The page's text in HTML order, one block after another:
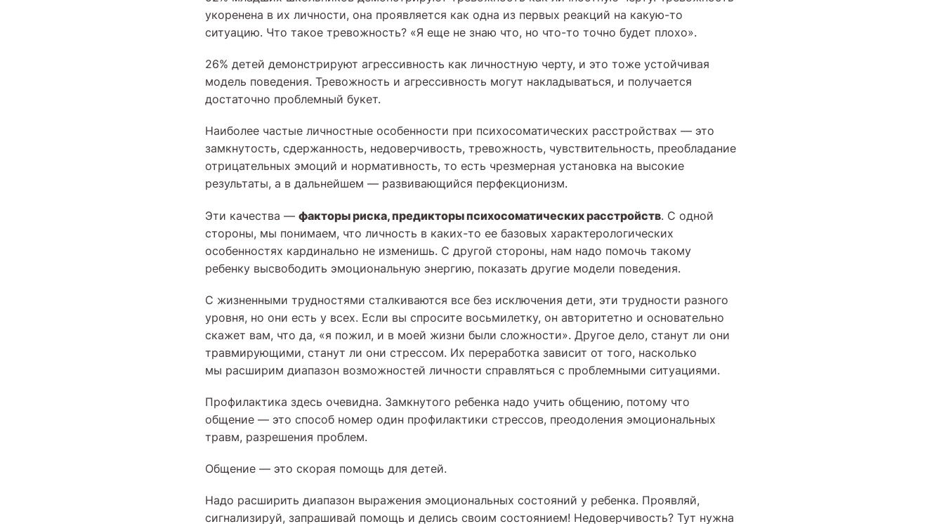
укоренена в их личности, она проявляется как одна из первых реакций на какую-то
ситуацию. Что такое тревожность? «Я еще не знаю что, но что-то точно будет плохо».
26% детей демонстрируют агрессивность как личностную черту, и это тоже устойчивая
модель поведения. Тревожность и агрессивность могут накладываться, и получается
достаточно проблемный букет.
Наиболее частые личностные особенности при психосоматических расстройствах — это
замкнутость, сдержанность, недоверчивость, тревожность, чувствительность, преобладание
отрицательных эмоций и нормативность, то есть чрезмерная установка на высокие
результаты, а в дальнейшем — развивающийся перфекционизм.
Эти качества — факторы риска, предикторы психосоматических расстройств. С одной
стороны, мы понимаем, что личность в каких-то ее базовых характерологических
особенностях кардинально не изменишь. С другой стороны, нам надо помочь такому
ребенку высвободить эмоциональную энергию, показать другие модели поведения.
С жизненными трудностями сталкиваются все без исключения дети, эти трудности разного
уровня, но они есть у всех. Если вы спросите восьмилетку, он авторитетно и основательно
скажет вам, что да, «я пожил, и в моей жизни были сложности». Другое дело, станут ли они
травмирующими, станут ли они стрессом. Их переработка зависит от того, насколько
мы расширим диапазон возможностей личности справляться с проблемными ситуациями.
Профилактика здесь очевидна. Замкнутого ребенка надо учить общению, потому что
общение — это способ номер один профилактики стрессов, преодоления эмоциональных
травм, разрешения проблем.
Общение — это скорая помощь для детей.
Надо расширить диапазон выражения эмоциональных состояний у ребенка. Проявляй,
сигнализируй, запрашивай помощь и делись своим состоянием! Недоверчивость? Тут нужна